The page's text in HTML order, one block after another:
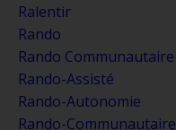
Ralentir
Rando
Rando Communautaire
Rando-Assisté
Rando-Autonomie
Rando-Communautaire